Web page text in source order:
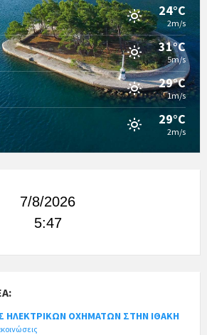
24°C
2m/s
31°C
5m/s
29°C
1m/s
29°C
2m/s
7/8/2026
5:47
ΗΛΕΚΤΡΙΚΩΝ ΟΧΗΜΑΤΩΝ ΣΤΗΝ ΙΘΑΚΗ